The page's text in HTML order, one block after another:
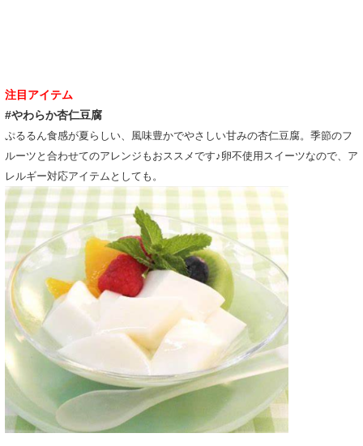
注目アイテム
#やわらか杏仁豆腐
ぷるるん食感が夏らしい、風味豊かでやさしい甘みの杏仁豆腐。季節のフ
ルーツと合わせてのアレンジもおススメです♪卵不使用スイーツなので、ア
レルギー対応アイテムとしても。